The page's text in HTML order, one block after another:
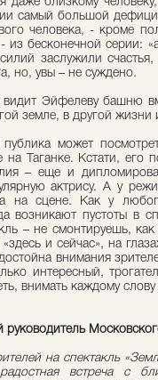
самый большой
человека, - кроме
из бесконечной серии:
заслужили
но, увы – не суждено.
видит Эйфелеву башню
земле, в другой
может
на Таганке. Кстати, его
– еще и
актрису. А у
на сцене. Как у
возникают пустоты в
– не смонтируешь,
и сейчас», на
внимания
интересный,
внимать каждому
руководитель
на спектакль
встреча с